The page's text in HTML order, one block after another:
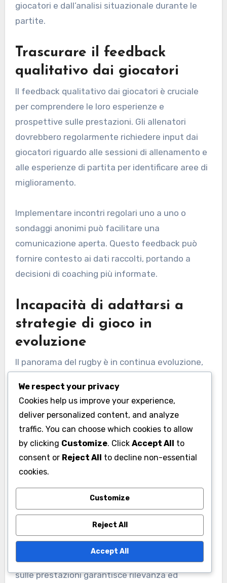
giocatori e dall’analisi situazionale durante le
partite.
Trascurare il feedback
qualitativo dai giocatori
Il feedback qualitativo dai giocatori è cruciale
per comprendere le loro esperienze e
prospettive sulle prestazioni. Gli allenatori
dovrebbero regolarmente richiedere input dai
giocatori riguardo alle sessioni di allenamento e
alle esperienze di partita per identificare aree di
miglioramento.
Implementare incontri regolari uno a uno o
sondaggi anonimi può facilitare una
comunicazione aperta. Questo feedback può
fornire contesto ai dati raccolti, portando a
decisioni di coaching più informate.
Incapacità di adattarsi a
strategie di gioco in
evoluzione
Il panorama del rugby è in continua evoluzione,
emergono regolarmente. Gli allenatori devono
rimanere flessibili e adattare i loro metodi di
raccolta dei dati per allinearsi a questi sviluppi.
Ciò include l’aggiornamento delle metriche e
degli indicatori di prestazione per riflettere le
tendenze attuali nel gioco.
Rimanere informati sugli sviluppi del rugby
internazionale e integrare nuove strategie negli
allenamenti può migliorare il vantaggio
competitivo di una squadra. Rivedere e adattare
regolarmente le pratiche di raccolta dei dati
sulle prestazioni garantisce rilevanza ed
We respect your privacy
Cookies help us improve your experience,
deliver personalized content, and analyze
traffic. You can choose which cookies to allow
by clicking Customize. Click Accept All to
consent or Reject All to decline non-essential
cookies.
Customize
Reject All
Accept All